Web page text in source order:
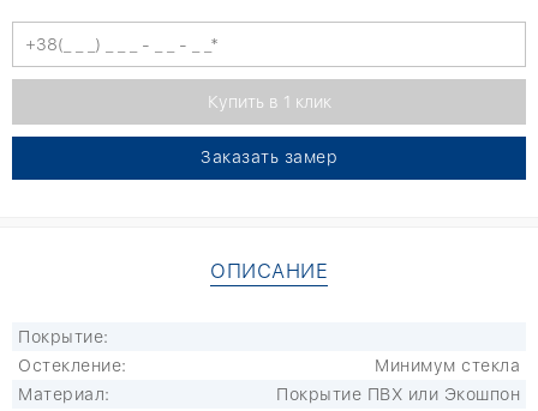
Заказать замер
ОПИСАНИЕ
Покрытие:
Остекление:
Минимум стекла
Материал:
Покрытие ПВХ или Экошпон